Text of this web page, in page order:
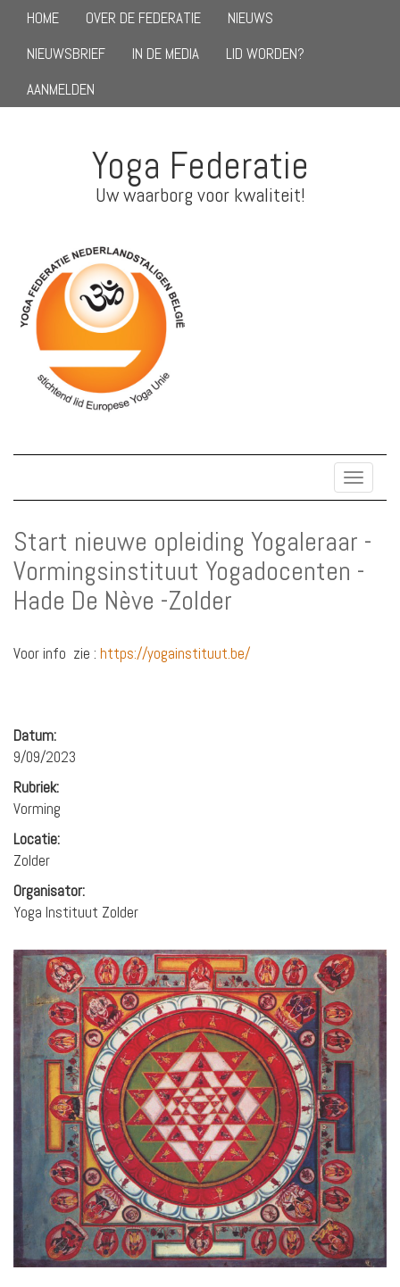
HOME OVER DE FEDERATIE
NIEUWS
NIEUWSBRIEF
IN DE MEDIA
LID WORDEN?
AANMELDEN
Yoga Federatie
Uw waarborg voor kwaliteit!
Toggle
Start nieuwe opleiding Yogaleraar -
Vormingsinstituut Yogadocenten -
Hade De Nève -Zolder
Voor info zie : https://yogainstituut.be/
Datum:
9/09/2023
Rubriek:
Vorming
Locatie:
Zolder
Organisator:
Yoga Instituut Zolder